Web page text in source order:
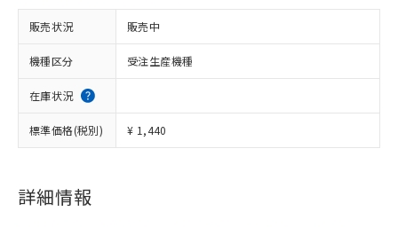
販売状況 販売中
機種区分 受注生産機種
在庫状況
標準価格(税別) ¥ 1,440
詳細情報